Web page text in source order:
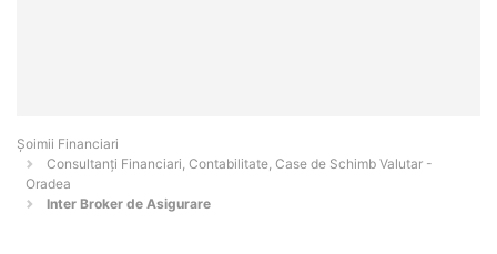
Șoimii Financiari
Consultanți Financiari, Contabilitate, Case de Schimb Valutar -
Oradea
Inter Broker de Asigurare